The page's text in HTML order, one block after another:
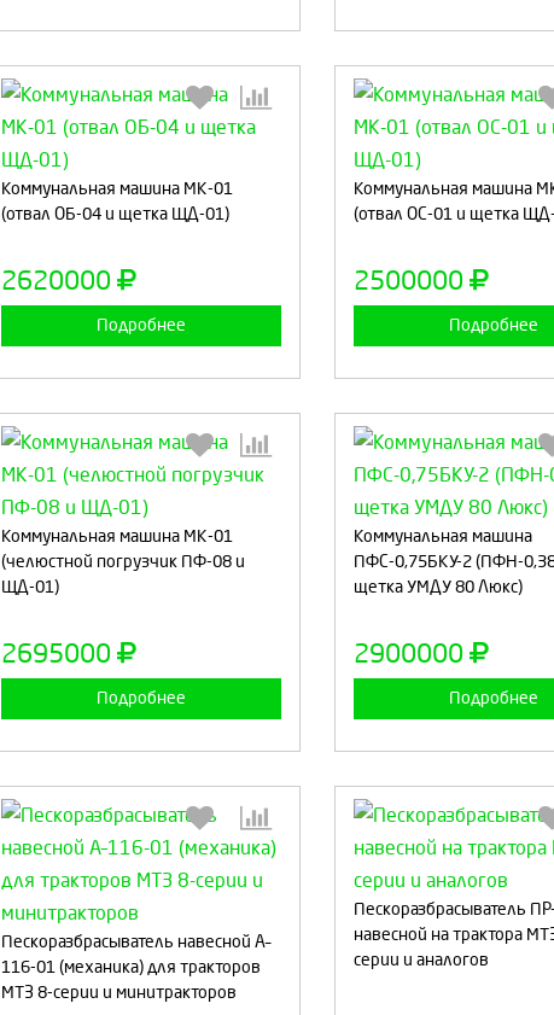
Коммунальная машина МК-01
(отвал ОБ-04 и щетка ЩД-01)
2620000
Подробнее
Выберите количество:
Продолжить
Коммунальная машина
(отвал ОС-01 и щетка
2500000
Подробнее
Выберите
Продолжить
Коммунальная машина МК-01
(челюстной погрузчик ПФ-08 и
ЩД-01)
2695000
Подробнее
Выберите количество:
Коммунальная машина
ПФС-0,75БКУ-2 (ПФН-
щетка УМДУ 80 Люкс)
2900000
Подробнее
Выберите
Пескоразбрасыватель навесной А–
116-01 (механика) для тракторов
МТЗ 8-серии и минитракторов
Выберите количество:
Пескоразбрасыватель
навесной на трактора
серии и аналогов
Выберите